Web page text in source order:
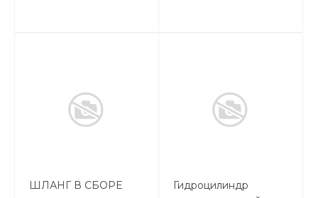
ШЛАНГ В СБОРЕ
Гидроцилиндр